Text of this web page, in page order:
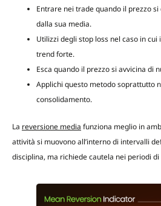
Entrare nei trade quando il prezzo
dalla sua media.
Utilizzi degli stop loss nel caso in
trend forte.
Esca quando il prezzo si avvicina di
Applichi questo metodo soprattutto
consolidamento.
La reversione media funziona meglio in
attività si muovono all’interno di intervalli
disciplina, ma richiede cautela nei periodi